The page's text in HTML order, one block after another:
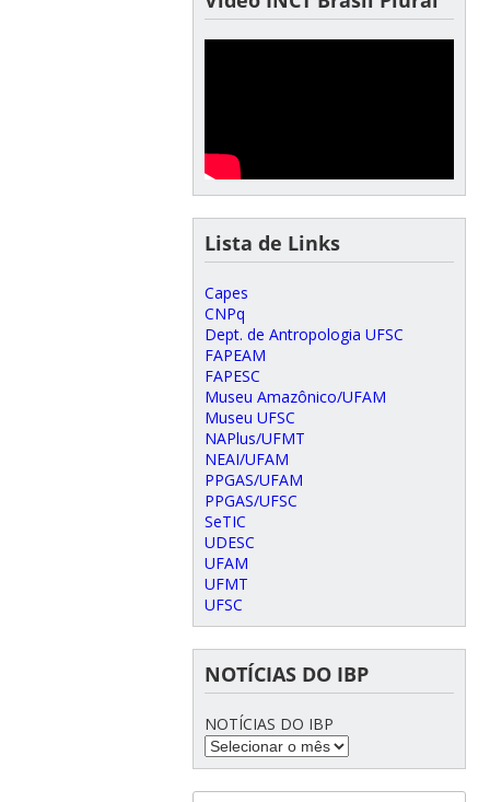
Lista de Links
Capes
CNPq
Dept. de Antropologia UFSC
FAPEAM
FAPESC
Museu Amazônico/UFAM
Museu UFSC
NAPlus/UFMT
NEAI/UFAM
PPGAS/UFAM
PPGAS/UFSC
SeTIC
UDESC
UFAM
UFMT
UFSC
NOTÍCIAS DO IBP
NOTÍCIAS DO IBP